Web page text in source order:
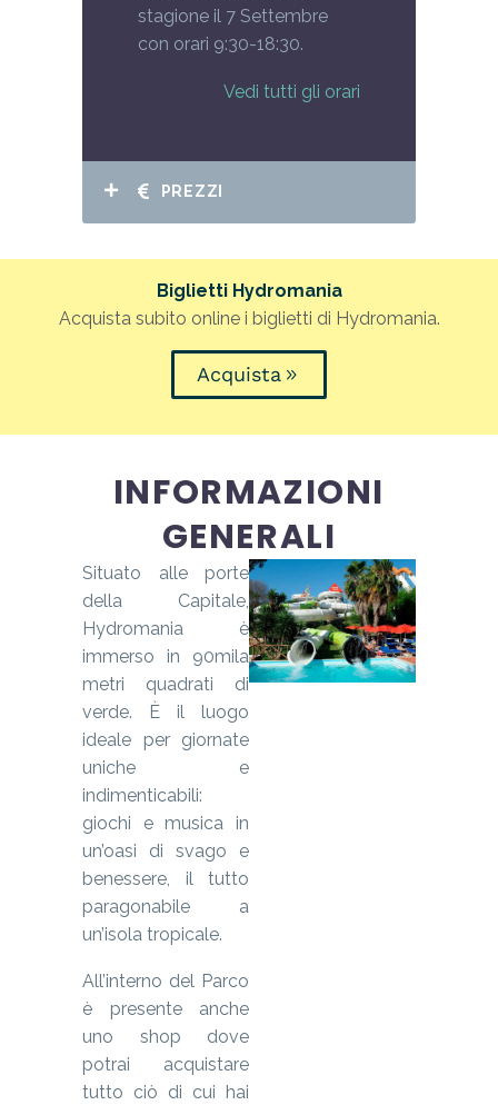
stagione il 7 Settembre
con orari 9:30-18:30.
Vedi tutti gli orari
PREZZI
Biglietti Hydromania
Acquista subito online i biglietti di Hydromania.
Acquista
INFORMAZIONI
GENERALI
Situato alle porte
della Capitale,
Hydromania è
immerso in 90mila
metri quadrati di
verde. È il luogo
ideale per giornate
uniche e
indimenticabili:
giochi e musica in
un’oasi di svago e
benessere, il tutto
paragonabile a
un’isola tropicale.
All’interno del Parco
è presente anche
uno shop dove
potrai acquistare
tutto ciò di cui hai